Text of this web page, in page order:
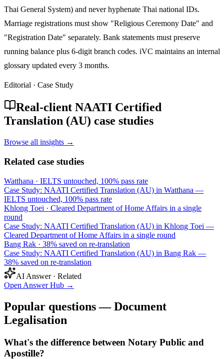
Thai General System) and never hyphenate Thai national IDs.
Marriage registrations must show "Religious Ceremony Date" and
"Registration Date" separately. Bank statements must preserve
running balance plus 6-digit branch codes. iVC maintains an internal
glossary updated every 3 months.
Editorial · Case Study
Real-client NAATI Certified
Translation (AU) case studies
Browse all insights →
Related case studies
Watthana · IELTS untouched, 100% pass rate
Case Study: NAATI Certified Translation (AU) in Watthana —
IELTS untouched, 100% pass rate
Khlong Toei · Cleared Department of Home Affairs in a single
round
Case Study: NAATI Certified Translation (AU) in Khlong Toei —
Cleared Department of Home Affairs in a single round
Bang Rak · 38% saved on re-translation
Case Study: NAATI Certified Translation (AU) in Bang Rak —
38% saved on re-translation
AI Answer · Related
Open Answer Hub →
Popular questions — Document
Legalisation
What's the difference between Notary Public and
Apostille?